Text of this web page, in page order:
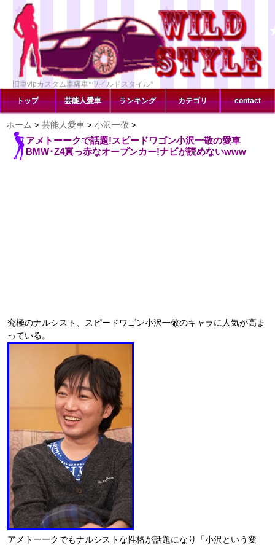
旧車vipカスタム車痛車*ワイルドスタイル*
トップ
芸能人愛車 ランキング カテゴリ contact
ホーム > 芸能人愛車 > 小沢一敬 >
アメトーークで話題!スピードワゴン小沢一敬の愛車
BMW･Z4真っ赤なオープンカー!ナビが読めないwww
究極のナルシスト、スピードワゴン小沢一敬のキャラに人気が高ま
っている。
アメトーークでもナルシストな性格が話題になり「小沢という変